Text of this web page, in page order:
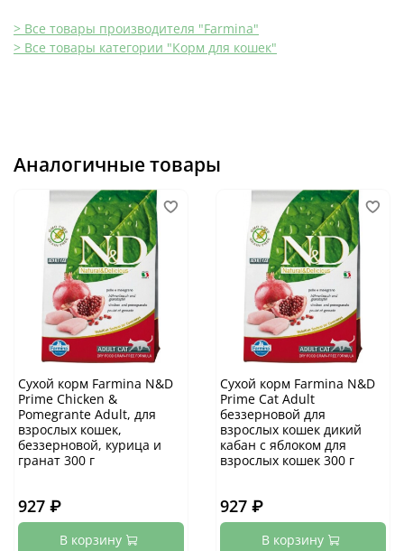
> Все товары производителя "Farmina"
> Все товары категории "Корм для кошек"
Аналогичные товары
Сухой корм Farmina N&D
Prime Chicken &
Pomegrante Adult, для
взрослых кошек,
беззерновой, курица и
гранат 300 г
927 ₽
В корзину
Сухой корм Farmina N&D
Prime Cat Adult
беззерновой для
взрослых кошек дикий
кабан с яблоком для
взрослых кошек 300 г
927 ₽
В корзину